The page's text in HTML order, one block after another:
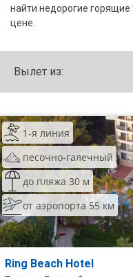
найти недорогие
цене.
Вылет из:
1-я линия
песочно-галечный
до пляжа 30 м
от аэропорта 55 км
Ring Beach Hotel
Кав Мин Воды
VIP отели 5 звезд
ТОП 10 лучших отелей
ТОП 10 недорогих
Лучшие отели 4* звезды
Недорогие отели 4*
звезды
Лучшие отели 3* звезды